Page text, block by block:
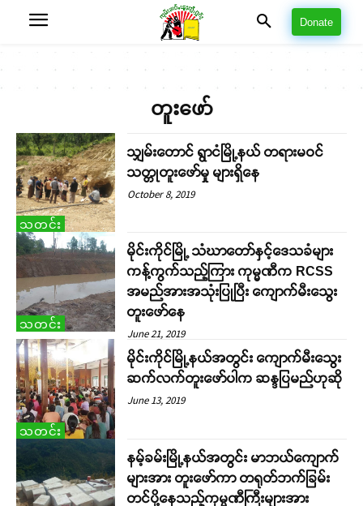
Donate
တူးဖော်
သတင်း
သျှမ်းတောင် ရွာငံမြို့နယ် တရားမဝင်
သတ္တုတူးဖော်မှု များရှိနေ
October 8, 2019
သတင်း
မိုင်းကိုင်မြို့ သံဃာတော်နှင့်ဒေသခံများ
ကန့်ကွက်သည့်ကြား ကုမ္မဏီက RCSS
အမည်အားအသုံးပြုပြီး ကျောက်မီးသွေး
တူးဖော်နေ
June 21, 2019
သတင်း
မိုင်းကိုင်မြို့နယ်အတွင်း ကျောက်မီးသွေး
ဆက်လက်တူးဖော်ပါက ဆန္ဒပြမည်ဟုဆို
June 13, 2019
နမ့်ခမ်းမြို့နယ်အတွင်း မာဘယ်ကျောက်
များအား တူးဖော်ကာ တရုတ်ဘက်ခြမ်း
တင်ပို့နေသည့်ကုမ္မဏီကြီးများအား